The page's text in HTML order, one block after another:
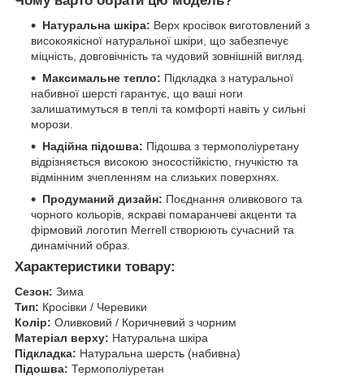
Натуральна шкіра: Верх кросівок виготовлений з
високоякісної натуральної шкіри, що забезпечує
міцність, довговічність та чудовий зовнішній вигляд.
Максимальне тепло: Підкладка з натуральної
набивної шерсті гарантує, що ваші ноги
залишатимуться в теплі та комфорті навіть у сильні
морози.
Надійна підошва: Підошва з термополіуретану
відрізняється високою зносостійкістю, гнучкістю та
відмінним зчепленням на слизьких поверхнях.
Продуманий дизайн: Поєднання оливкового та
чорного кольорів, яскраві помаранчеві акценти та
фірмовий логотип Merrell створюють сучасний та
динамічний образ.
Характеристики товару:
Сезон: Зима
Тип: Кросівки / Черевики
Колір: Оливковий / Коричневий з чорним
Матеріал верху: Натуральна шкіра
Підкладка: Натуральна шерсть (набивна)
Підошва: Термополіуретан